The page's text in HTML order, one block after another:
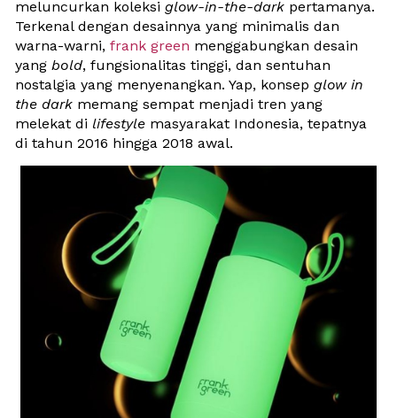
meluncurkan koleksi glow-in-the-dark pertamanya.
Terkenal dengan desainnya yang minimalis dan
warna-warni, frank green menggabungkan desain
yang bold, fungsionalitas tinggi, dan sentuhan
nostalgia yang menyenangkan. Yap, konsep glow in
the dark memang sempat menjadi tren yang
melekat di lifestyle masyarakat Indonesia, tepatnya
di tahun 2016 hingga 2018 awal.